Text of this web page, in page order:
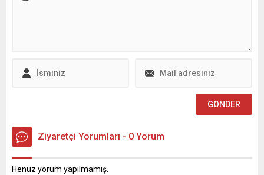
Çağlayancerit’te
imkânlarımızla bunun
mümkün değildi, sebeple
Cumhurbaşkanımız olmak...
Ziyaretçi Yorumları - 0 Yorum
Henüz yorum yapılmamış.